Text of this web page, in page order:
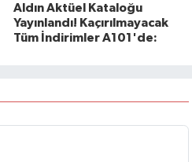
Aldın Aktüel Kataloğu
Yayınlandı! Kaçırılmayacak
Tüm İndirimler A101'de: